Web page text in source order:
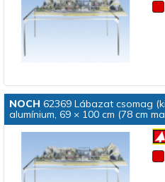
NOCH 62369 Lábazat csomag
alumínium, 69 × 100 cm (78 cm